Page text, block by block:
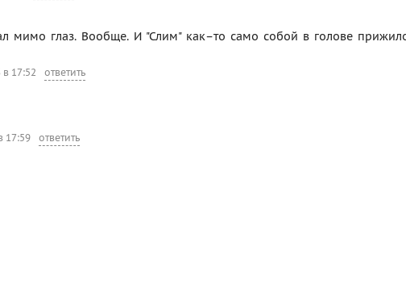
мимо глаз. Вообще. И "Слим" как–то само собой в голове
17:52 ответить
17:59 ответить